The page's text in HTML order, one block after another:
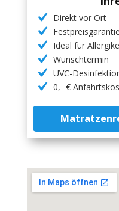
Direkt vor Ort
Festpreisgarantie
Ideal für
Wunschtermin
UVC-
0,- €